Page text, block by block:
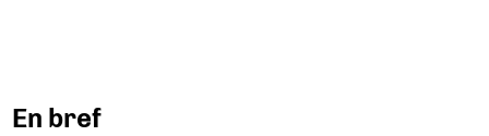
En bref